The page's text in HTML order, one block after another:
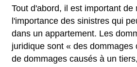
Tout d'abord, il est important de
l'importance des sinistres qui
dans un appartement. Les
juridique sont « des dommages
de dommages causés à un